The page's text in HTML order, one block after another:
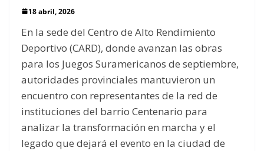
18 abril, 2026
En la sede del Centro de Alto Rendimiento
Deportivo (CARD), donde avanzan las obras
para los Juegos Suramericanos de septiembre,
autoridades provinciales mantuvieron un
encuentro con representantes de la red de
instituciones del barrio Centenario para
analizar la transformación en marcha y el
legado que dejará el evento en la ciudad de